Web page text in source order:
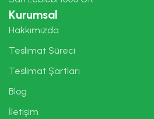
Kurumsal
Hakkımızda
Teslimat Süreci
Teslimat Şartları
Blog
İletişim